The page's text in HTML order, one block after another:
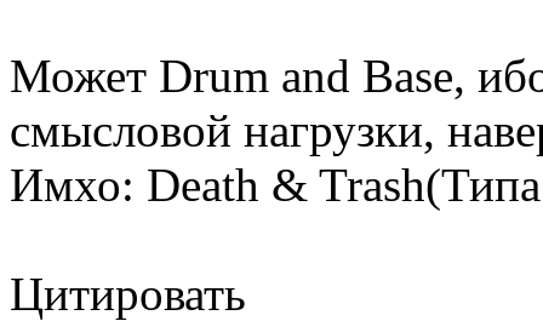
Может Drum and Base,
смысловой нагрузки,
Имхо: Death &
Цитировать